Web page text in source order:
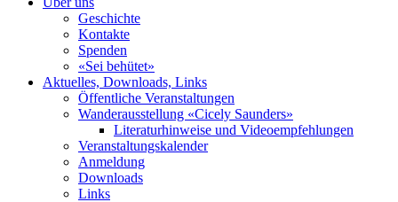
Geschichte
Kontakte
Spenden
«Sei behütet»
Aktuelles, Downloads, Links
Öffentliche Veranstaltungen
Wanderausstellung «Cicely Saunders»
Literaturhinweise und Videoempfehlungen
Veranstaltungskalender
Anmeldung
Downloads
Links